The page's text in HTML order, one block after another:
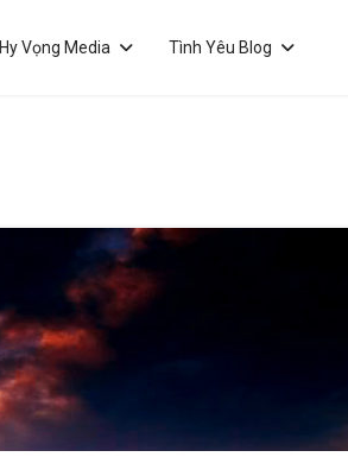
Hy Vọng Media Tình Yêu Blog